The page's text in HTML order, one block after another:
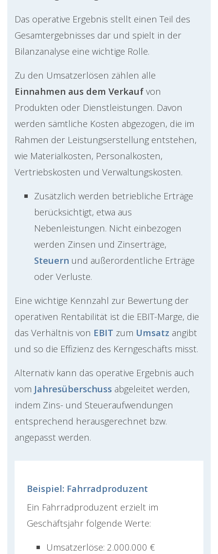
Das operative Ergebnis stellt einen Teil des
Gesamtergebnisses dar und spielt in der
Bilanzanalyse eine wichtige Rolle.
Zu den Umsatzerlösen zählen alle
Einnahmen aus dem Verkauf von
Produkten oder Dienstleistungen. Davon
werden sämtliche Kosten abgezogen, die im
Rahmen der Leistungserstellung entstehen,
wie Materialkosten, Personalkosten,
Vertriebskosten und Verwaltungskosten.
Zusätzlich werden betriebliche Erträge
berücksichtigt, etwa aus
Nebenleistungen. Nicht einbezogen
werden Zinsen und Zinserträge,
Steuern und außerordentliche Erträge
oder Verluste.
Eine wichtige Kennzahl zur Bewertung der
operativen Rentabilität ist die EBIT-Marge, die
das Verhältnis von EBIT zum Umsatz angibt
und so die Effizienz des Kerngeschäfts misst.
Alternativ kann das operative Ergebnis auch
vom Jahresüberschuss abgeleitet werden,
indem Zins- und Steueraufwendungen
entsprechend herausgerechnet bzw.
angepasst werden.
Beispiel: Fahrradproduzent
Ein Fahrradproduzent erzielt im
Geschäftsjahr folgende Werte:
Umsatzerlöse: 2.000.000 €